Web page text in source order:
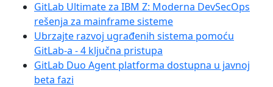
GitLab Ultimate za IBM Z: Moderna DevSecOps
rešenja za mainframe sisteme
Ubrzajte razvoj ugrađenih sistema pomoću
GitLab-a - 4 ključna pristupa
GitLab Duo Agent platforma dostupna u javnoj
beta fazi